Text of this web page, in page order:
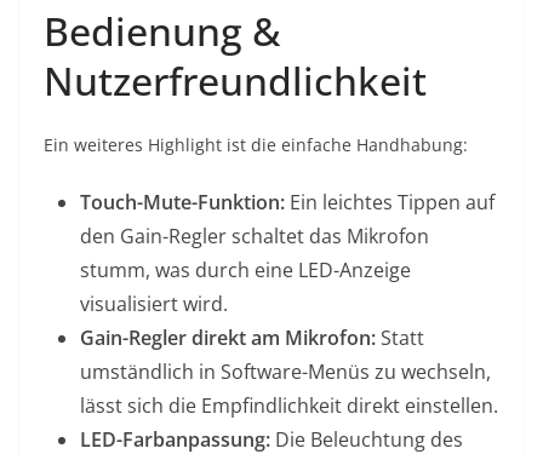
Bedienung &
Nutzerfreundlichkeit
Ein weiteres Highlight ist die einfache Handhabung:
Touch-Mute-Funktion: Ein leichtes Tippen auf
den Gain-Regler schaltet das Mikrofon
stumm, was durch eine LED-Anzeige
visualisiert wird.
Gain-Regler direkt am Mikrofon:Statt
umständlich in Software-Menüs zu wechseln,
lässt sich die Empfindlichkeit direkt einstellen.
LED-Farbanpassung: Die Beleuchtung des